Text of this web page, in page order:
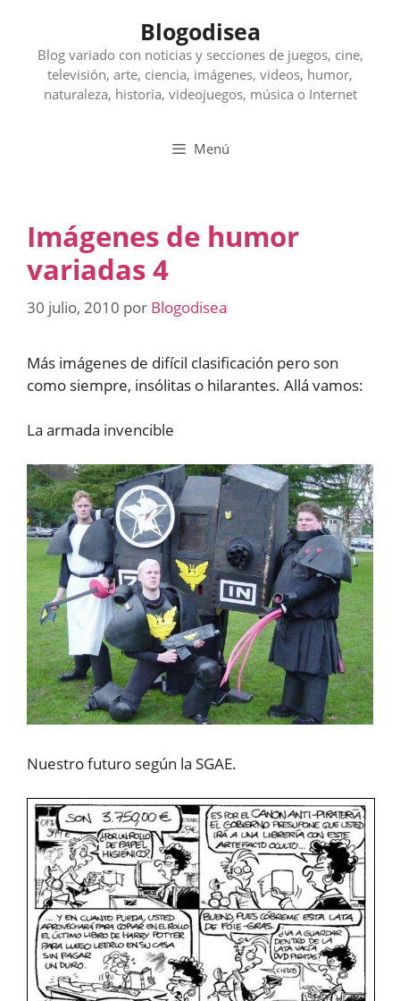
contenido
Blogodisea
Blog variado con noticias y secciones de juegos, cine,
televisión, arte, ciencia, imágenes, videos, humor,
naturaleza, historia, videojuegos, música o Internet
Menú
Imágenes de humor
variadas 4
30 julio, 2010 por Blogodisea
Más imágenes de difícil clasificación pero son
como siempre, insólitas o hilarantes. Allá vamos:
La armada invencible
Nuestro futuro según la SGAE.